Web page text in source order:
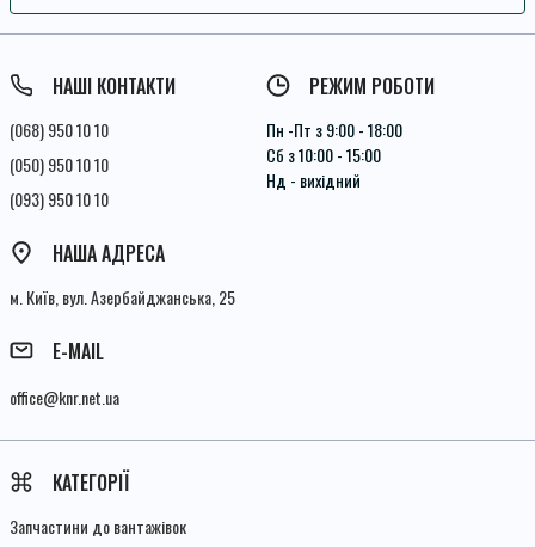
Умови угоди
НАШІ КОНТАКТИ
(068) 950 10 10
(050) 950 10 10
(093) 950 10 10
РЕЖИМ РОБОТИ
Пн -Пт з 9:00 - 18:00
Сб з 10:00 - 15:00
Нд - вихідний
НАША АДРЕСА
м. Київ, вул. Азербайджанська, 25
E-MAIL
office@knr.net.ua
КАТЕГОРІЇ
Запчастини до вантажівок